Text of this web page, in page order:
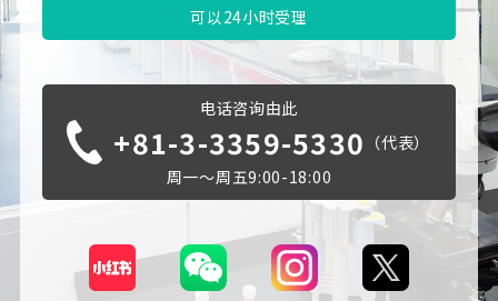
可以24小时受理
电话咨询由此
+81-3-3359-5330 （代表）
周一～周五9:00-18:00